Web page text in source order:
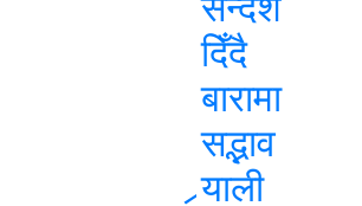
दिँदै
बारामा
सद्भाव
र्‍याली